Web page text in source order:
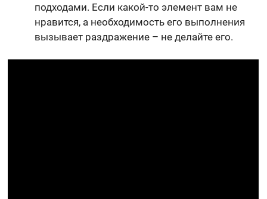
подходами. Если какой-то элемент вам не
нравится, а необходимость его выполнения
вызывает раздражение – не делайте его.